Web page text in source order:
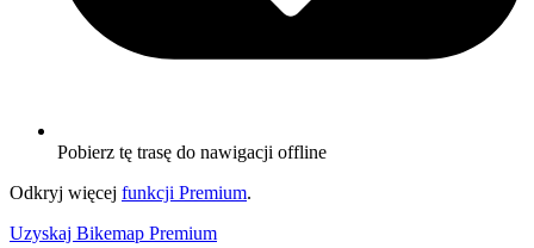
Pobierz tę trasę do nawigacji offline
Odkryj więcej funkcji Premium.
Uzyskaj Bikemap Premium